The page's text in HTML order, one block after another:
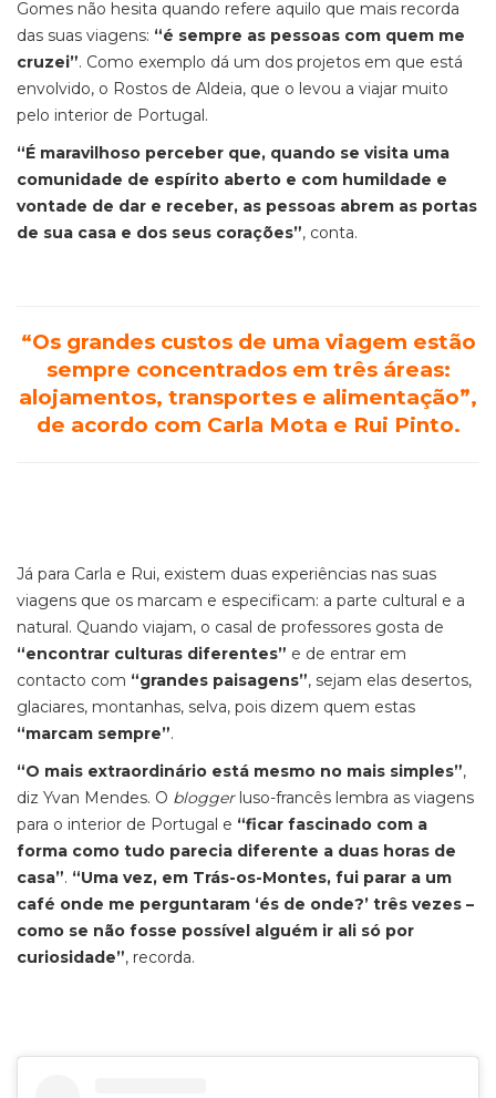
Gomes não hesita quando refere aquilo que mais recorda
das suas viagens: “é sempre as pessoas com quem me
cruzei”. Como exemplo dá um dos projetos em que está
envolvido, o Rostos de Aldeia, que o levou a viajar muito
pelo interior de Portugal.
“É maravilhoso perceber que, quando se visita uma
comunidade de espírito aberto e com humildade e
vontade de dar e receber, as pessoas abrem as portas
de sua casa e dos seus corações”, conta.
“Os grandes custos de uma viagem estão
sempre concentrados em três áreas:
alojamentos, transportes e alimentação”,
de acordo com Carla Mota e Rui Pinto.
Já para Carla e Rui, existem duas experiências nas suas
viagens que os marcam e especificam: a parte cultural e a
natural. Quando viajam, o casal de professores gosta de
“encontrar culturas diferentes” e de entrar em
contacto com “grandes paisagens”, sejam elas desertos,
glaciares, montanhas, selva, pois dizem quem estas
“marcam sempre”.
“O mais extraordinário está mesmo no mais simples”,
diz Yvan Mendes. O bloggerluso-francês lembra as viagens
para o interior de Portugal e “ficar fascinado com a
forma como tudo parecia diferente a duas horas de
casa”. “Uma vez, em Trás-os-Montes, fui parar a um
café onde me perguntaram ‘és de onde?’ três vezes –
como se não fosse possível alguém ir ali só por
curiosidade”, recorda.